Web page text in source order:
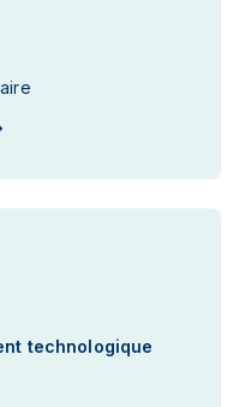
technologique